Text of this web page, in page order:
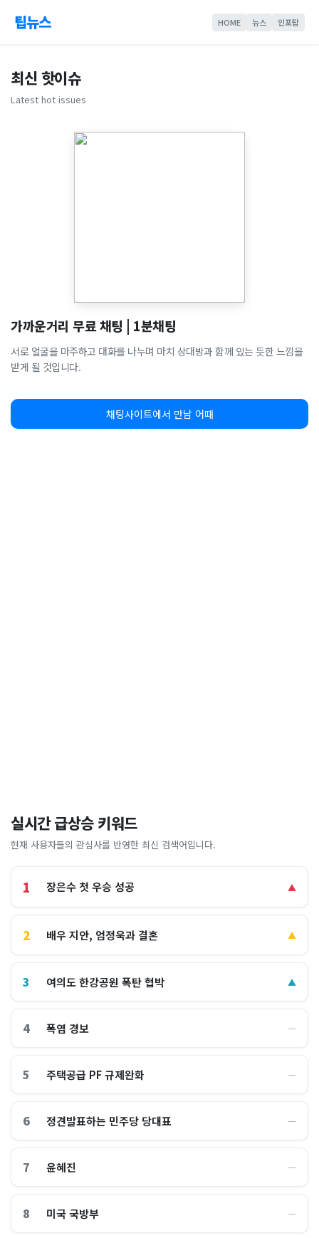
팁뉴스 HOME 뉴스 인포탑
최신 핫이슈
Latest hot issues
가까운거리 무료 채팅 | 1분채팅
서로 얼굴을 마주하고 대화를 나누며 마치 상대방과 함께 있는 듯한 느낌을
받게 될 것입니다.
채팅사이트에서 만남 어때
실시간 급상승 키워드
현재 사용자들의 관심사를 반영한 최신 검색어입니다.
1 장은수 첫 우승 성공 ▲
2 배우 지안, 엄정욱과 결혼 ▲
3 여의도 한강공원 폭탄 협박 ▲
4 폭염 경보 ―
5 주택공급 PF 규제완화 ―
6 정견발표하는 민주당 당대표 ―
7 윤혜진 ―
8 미국 국방부 ―